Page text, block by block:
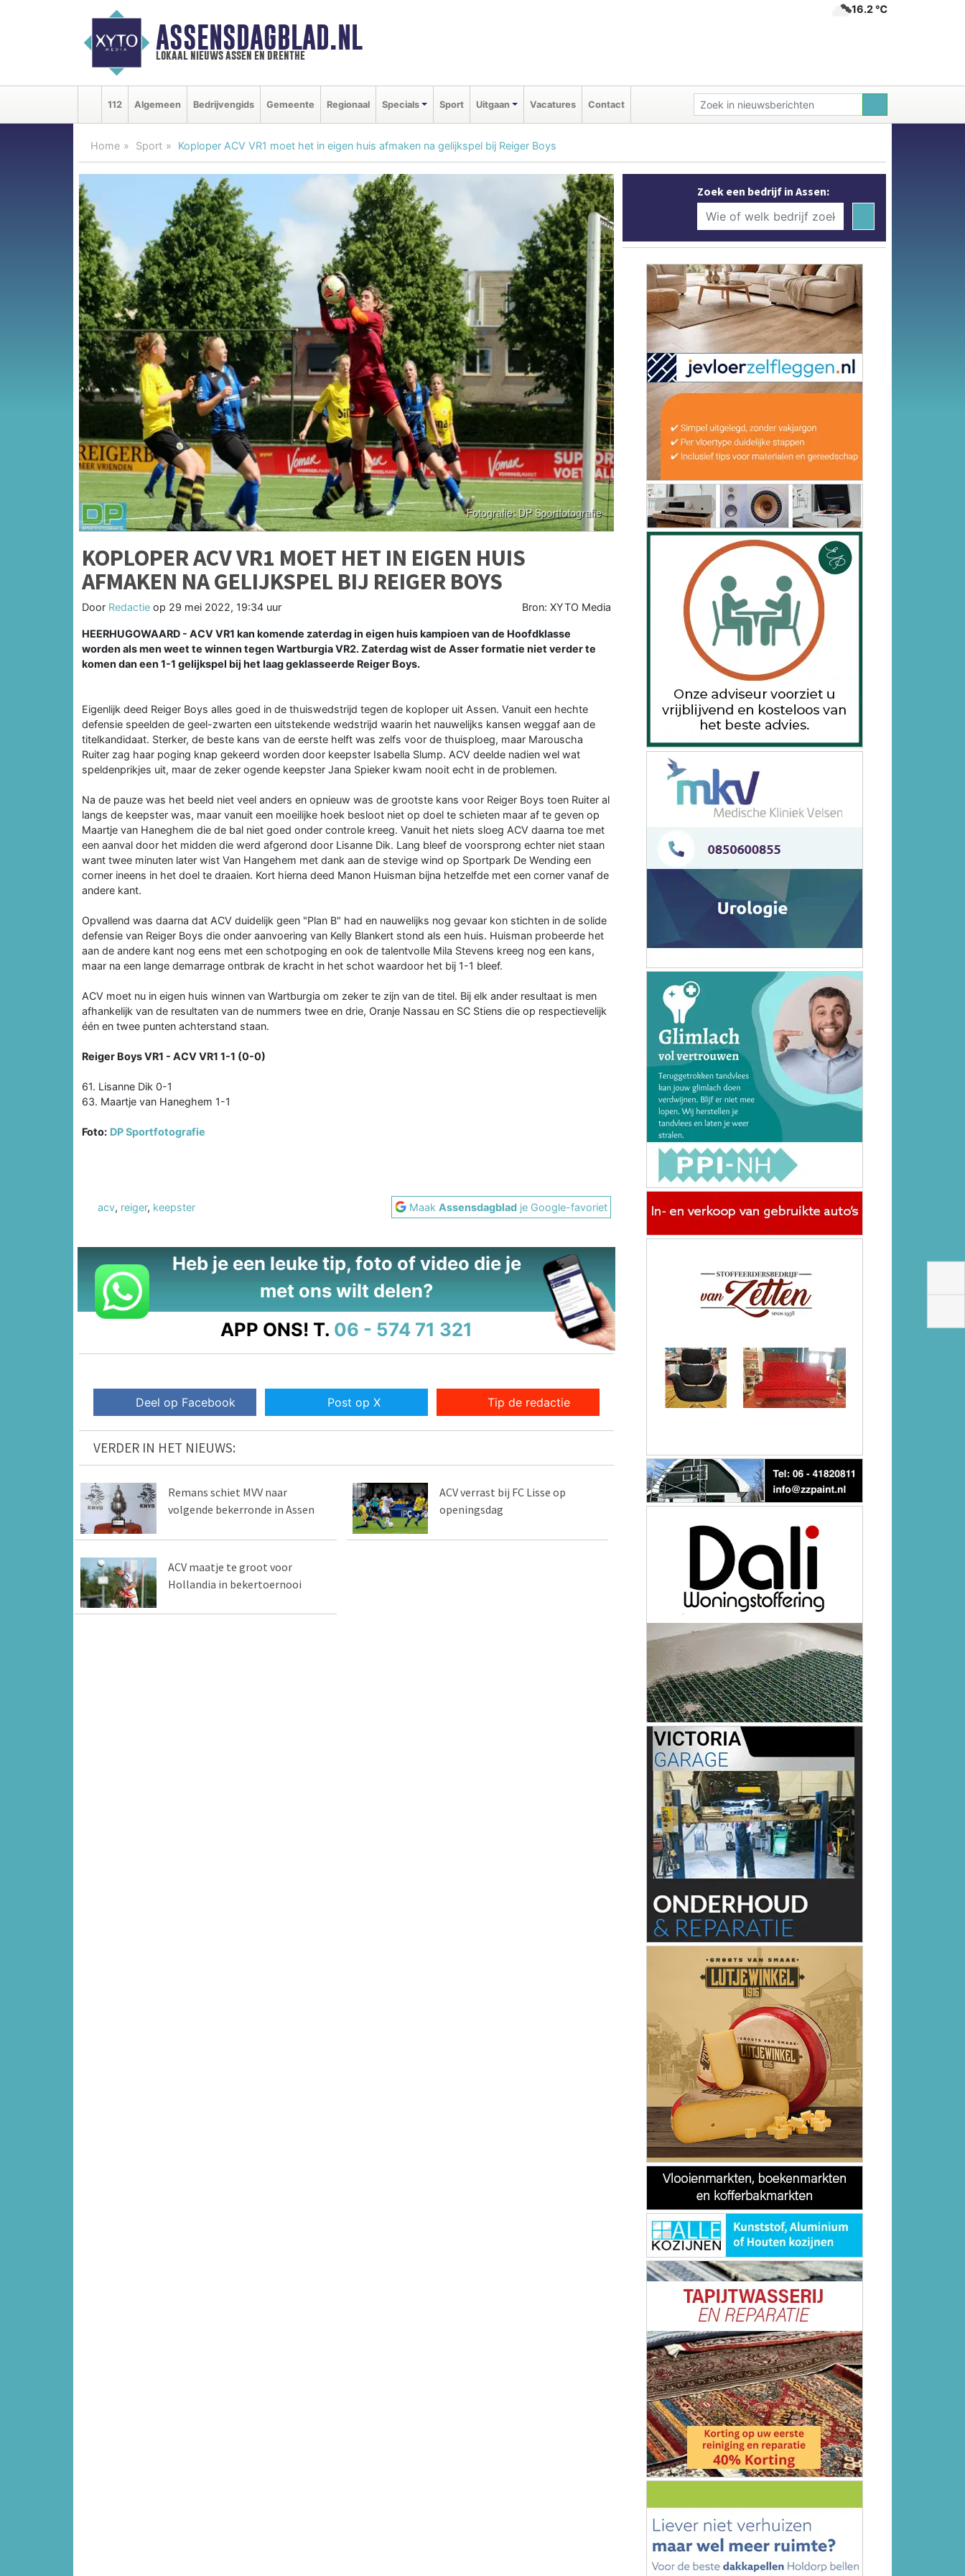
ASSENSDAGBLAD.NL
lokaal nieuws assen en drenthe
16.2 ℃
112 Algemeen Bedrijvengids Gemeente Regionaal Specials Sport Uitgaan Vacatures Contact
Home Sport Koploper ACV VR1 moet het in eigen huis afmaken na gelijkspel bij Reiger Boys
KOPLOPER ACV VR1 MOET HET IN EIGEN HUIS
AFMAKEN NA GELIJKSPEL BIJ REIGER BOYS
Door Redactie op 29 mei 2022, 19:34 uur Bron: XYTO Media
HEERHUGOWAARD - ACV VR1 kan komende zaterdag in eigen huis kampioen van de Hoofdklasse
worden als men weet te winnen tegen Wartburgia VR2. Zaterdag wist de Asser formatie niet verder te
komen dan een 1-1 gelijkspel bij het laag geklasseerde Reiger Boys.
Eigenlijk deed Reiger Boys alles goed in de thuiswedstrijd tegen de koploper uit Assen. Vanuit een hechte
defensie speelden de geel-zwarten een uitstekende wedstrijd waarin het nauwelijks kansen weggaf aan de
titelkandidaat. Sterker, de beste kans van de eerste helft was zelfs voor de thuisploeg, maar Marouscha
Ruiter zag haar poging knap gekeerd worden door keepster Isabella Slump. ACV deelde nadien wel wat
speldenprikjes uit, maar de zeker ogende keepster Jana Spieker kwam nooit echt in de problemen.
Na de pauze was het beeld niet veel anders en opnieuw was de grootste kans voor Reiger Boys toen Ruiter al
langs de keepster was, maar vanuit een moeilijke hoek besloot niet op doel te schieten maar af te geven op
Maartje van Haneghem die de bal niet goed onder controle kreeg. Vanuit het niets sloeg ACV daarna toe met
een aanval door het midden die werd afgerond door Lisanne Dik. Lang bleef de voorsprong echter niet staan
want twee minuten later wist Van Hangehem met dank aan de stevige wind op Sportpark De Wending een
corner ineens in het doel te draaien. Kort hierna deed Manon Huisman bijna hetzelfde met een corner vanaf de
andere kant.
Opvallend was daarna dat ACV duidelijk geen "Plan B" had en nauwelijks nog gevaar kon stichten in de solide
defensie van Reiger Boys die onder aanvoering van Kelly Blankert stond als een huis. Huisman probeerde het
aan de andere kant nog eens met een schotpoging en ook de talentvolle Mila Stevens kreeg nog een kans,
maar na een lange demarrage ontbrak de kracht in het schot waardoor het bij 1-1 bleef.
ACV moet nu in eigen huis winnen van Wartburgia om zeker te zijn van de titel. Bij elk ander resultaat is men
afhankelijk van de resultaten van de nummers twee en drie, Oranje Nassau en SC Stiens die op respectievelijk
één en twee punten achterstand staan.
Reiger Boys VR1 - ACV VR1 1-1 (0-0)
61. Lisanne Dik 0-1
63. Maartje van Haneghem 1-1
Foto: DP Sportfotografie
acv, reiger, keepster MaakAssensdagblad je Google-favoriet
Heb je een leuke tip, foto of video die je
met ons wilt delen?
APP ONS! T. 06 - 574 71 321
Deel op Facebook Post op X Tip de redactie
VERDER IN HET NIEUWS:
Remans schiet MVV naar
volgende bekerronde in Assen
ACV verrast bij FC Lisse op
openingsdag
ACV maatje te groot voor
Hollandia in bekertoernooi
Zoek een bedrijf in Assen: